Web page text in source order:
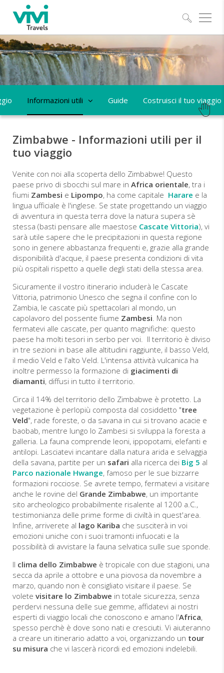
Informazioni utili Guide Costruisci il tuo viaggio
Zimbabwe - Informazioni utili per il
tuo viaggio
Venite con noi alla scoperta dello Zimbabwe! Questo
paese privo di sbocchi sul mare in Africa orientale, tra i
fiumi Zambesi e Lipompo, ha come capitale Harare e la
lingua ufficiale è l'inglese. Se state progettando un viaggio
di avventura in questa terra dove la natura supera sè
stessa (basti pensare alle maestose Cascate Vittoria), vi
sarà utile sapere che le precipitazioni in questa regione
sono in genere abbastanza frequenti e, grazie alla grande
disponibilità d'acque, il paese presenta condizioni di vita
più ospitali rispetto a quelle degli stati della stessa area.
Sicuramente il vostro itinerario includerà le Cascate
Vittoria, patrimonio Unesco che segna il confine con lo
Zambia, le cascate più spettacolari al mondo, un
capolavoro del possente fiume Zambesi. Ma non
fermatevi alle cascate, per quanto magnifiche: questo
paese ha molti tesori in serbo per voi. Il territorio è diviso
in tre sezioni in base alle altitudini raggiunte, il basso Veld,
il medio Veld e l'alto Veld. L'intensa attività vulcanica ha
inoltre permesso la formazione di giacimenti di
diamanti, diffusi in tutto il territorio.
Circa il 14% del territorio dello Zimbabwe è protetto. La
vegetazione è perlopiù composta dal cosiddetto "tree
Veld", rade foreste, o da savana in cui si trovano acacie e
baobab, mentre lungo lo Zambesi si sviluppa la foresta a
galleria. La fauna comprende leoni, ippopotami, elefanti e
antilopi. Lasciatevi incantare dalla natura arida e selvaggia
della savana, partite per un safari alla ricerca dei Big 5 al
Parco nazionale Hwange, famoso per le sue bizzarre
formazioni rocciose. Se avrete tempo, fermatevi a visitare
anche le rovine del Grande Zimbabwe, un importante
sito archeologico probabilmente risalente al 1200 a.C.,
testimonianza delle prime forme di civiltà in quest'area.
Infine, arriverete al lago Kariba che susciterà in voi
emozioni uniche con i suoi tramonti infuocati e la
possibilità di avvistare la fauna selvatica sulle sue sponde.
Il clima dello Zimbabwe è tropicale con due stagioni, una
secca da aprile a ottobre e una piovosa da novembre a
marzo, quando non è consigliato visitare il paese. Se
volete visitare lo Zimbabwe in totale sicurezza, senza
perdervi nessuna delle sue gemme, affidatevi ai nostri
esperti di viaggio locali che conoscono e amano l'Africa,
spesso perchè è dove sono nati e cresciuti. Vi aiuteranno
a creare un itinerario adatto a voi, organizzando un tour
su misura che vi lascerà ricordi ed emozioni indelebili.